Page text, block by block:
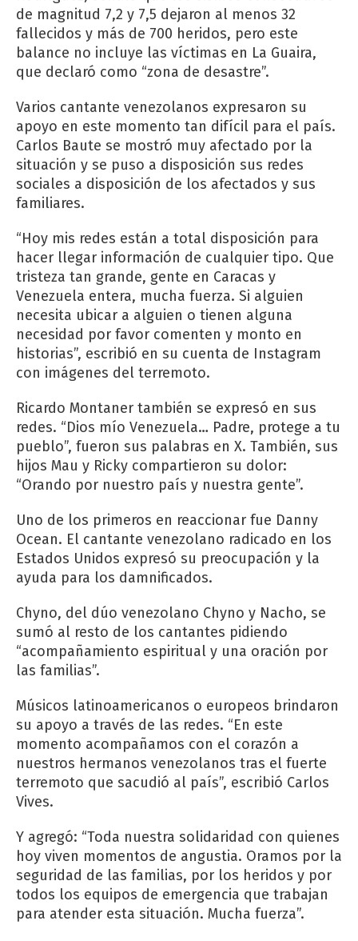
de magnitud 7,2 y 7,5 dejaron al menos 32
fallecidos y más de 700 heridos, pero este
balance no incluye las víctimas en La Guaira,
que declaró como “zona de desastre”.
Varios cantante venezolanos expresaron su
apoyo en este momento tan difícil para el país.
Carlos Baute se mostró muy afectado por la
situación y se puso a disposición sus redes
sociales a disposición de los afectados y sus
familiares.
“Hoy mis redes están a total disposición para
hacer llegar información de cualquier tipo. Que
tristeza tan grande, gente en Caracas y
Venezuela entera, mucha fuerza. Si alguien
necesita ubicar a alguien o tienen alguna
necesidad por favor comenten y monto en
historias”, escribió en su cuenta de Instagram
con imágenes del terremoto.
Ricardo Montaner también se expresó en sus
redes. “Dios mío Venezuela… Padre, protege a tu
pueblo”, fueron sus palabras en X. También, sus
hijos Mau y Ricky compartieron su dolor:
“Orando por nuestro país y nuestra gente”.
Uno de los primeros en reaccionar fue Danny
Ocean. El cantante venezolano radicado en los
Estados Unidos expresó su preocupación y la
ayuda para los damnificados.
Chyno, del dúo venezolano Chyno y Nacho, se
sumó al resto de los cantantes pidiendo
“acompañamiento espiritual y una oración por
las familias”.
Músicos latinoamericanos o europeos brindaron
su apoyo a través de las redes. “En este
momento acompañamos con el corazón a
nuestros hermanos venezolanos tras el fuerte
terremoto que sacudió al país”, escribió Carlos
Vives.
Y agregó: “Toda nuestra solidaridad con quienes
hoy viven momentos de angustia. Oramos por la
seguridad de las familias, por los heridos y por
todos los equipos de emergencia que trabajan
para atender esta situación. Mucha fuerza”.